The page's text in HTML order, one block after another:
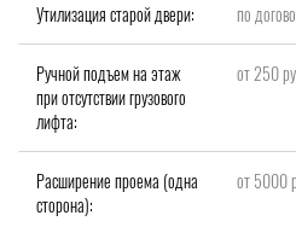
Утилизация старой двери: по
Ручной подъем на этаж
при отсутствии грузового
лифта:
от 250
Расширение проема (одна
сторона):
от 5000